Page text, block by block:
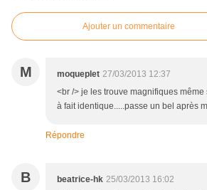
Ajouter un commentaire
M moqueplet 27/03/2013 12:37
<br /> je les trouve magnifiques
à fait identique.....passe un bel après
Répondre
B beatrice-hk 25/03/2013 16:02